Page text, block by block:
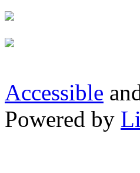
Accessible
Powered by